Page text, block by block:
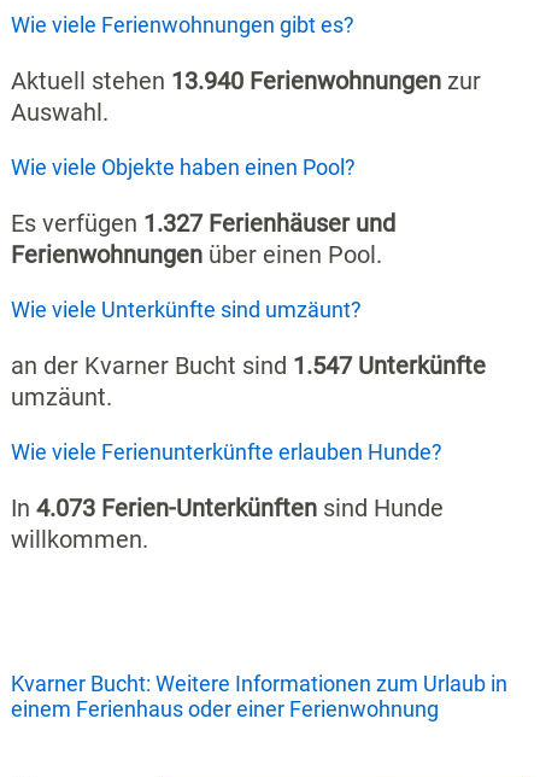
Wie viele Ferienwohnungen gibt es?
Aktuell stehen 13.940 Ferienwohnungen zur
Auswahl.
Wie viele Objekte haben einen Pool?
Es verfügen 1.327 Ferienhäuser und
Ferienwohnungen über einen Pool.
Wie viele Unterkünfte sind umzäunt?
an der Kvarner Bucht sind 1.547 Unterkünfte
umzäunt.
Wie viele Ferienunterkünfte erlauben Hunde?
In 4.073 Ferien-Unterkünftensind Hunde
willkommen.
Kvarner Bucht: Weitere Informationen zum Urlaub in
einem Ferienhaus oder einer Ferienwohnung